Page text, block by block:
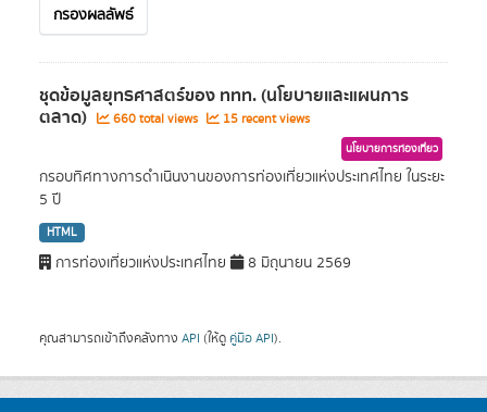
กรองผลลัพธ์
ชุดข้อมูลยุทธศาสตร์ของ ททท. (นโยบายและแผนการ
ตลาด) 660 total views 15 recent views
นโยบายการท่องเที่ยว
กรอบทิศทางการดำเนินงานของการท่องเที่ยวแห่งประเทศไทย ในระยะ
5 ปี
HTML
การท่องเที่ยวแห่งประเทศไทย 8 มิถุนายน 2569
คุณสามารถเข้าถึงคลังทาง API (ให้ดู คู่มือ API).